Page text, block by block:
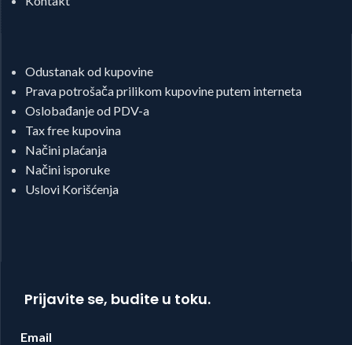
Odustanak od kupovine
Prava potrošača prilikom kupovine putem interneta
Oslobađanje od PDV-a
Tax free kupovina
Načini plaćanja
Načini isporuke
Uslovi Korišćenja
Prijavite se, budite u toku.
Email